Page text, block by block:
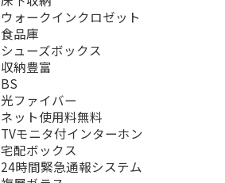
ウォークインクロゼット
食品庫
シューズボックス
収納豊富
BS
光ファイバー
ネット使用料無料
TVモニタ付インターホン
宅配ボックス
24時間緊急通報システム